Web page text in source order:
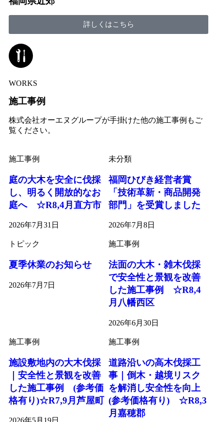
詳しくはこちら
WORKS
施工事例
株式会社オーエヌグループが手掛けた他の施工事例もご
覧ください。
施工事例
庭の大木を安全に伐採
し、明るく開放的なお
庭へ ☆R8,4月直方市
2026年7月31日
未分類
福岡ひびき経営者賞
「技術革新・商品開発
部門」を受賞しました
2026年7月8日
トピック
夏季休業のお知らせ
2026年7月7日
施工事例
法面の大木・雑木伐採
で安全性と景観を改善
した施工事例 ☆R8,4
月八幡西区
2026年6月30日
施工事例
施設敷地内の大木伐採
｜安全性と景観を改善
した施工事例 (参考価
格有り)☆R7,9月芦屋町
施工事例
道路沿いの高木伐採工
事｜倒木・越境リスク
を解消し安全性を向上
(参考価格有り) ☆R8,3
月嘉穂郡